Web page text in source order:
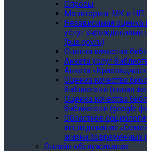
Опросы
Мониторинг МК и НП
Независимая оценка
услуг учреждениями
(bus.gov.ru)
Оценка качества
Анкета услуг
Анкета
Oценка качества
библиотеки (новая
Oценка качества
библиотеки (google
Областное
исследование
жизни современных
Онлайн обслуживание